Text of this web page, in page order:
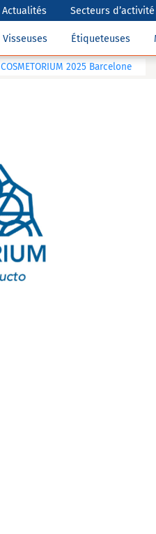
Actualités Secteurs d’activité
Visseuses Étiqueteuses
COSMETORIUM 2025 Barcelone